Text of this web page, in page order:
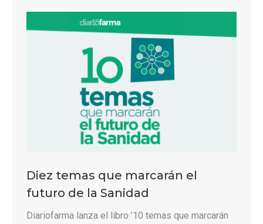
Diez temas que marcarán el
futuro de la Sanidad
Diariofarma lanza el libro ’10 temas que marcarán